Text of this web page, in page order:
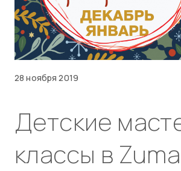
28 ноября 2019
Детские
классы в Zuma